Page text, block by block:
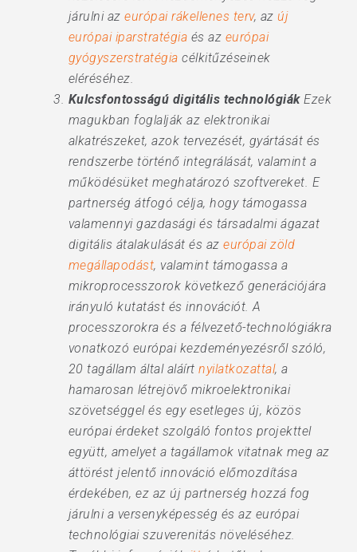
járulni azeurópai rákellenes terv, azúj
európai iparstratégia és az európai
gyógyszerstratégia célkitűzéseinek
eléréséhez.
Kulcsfontosságú digitális technológiákEzek
magukban foglalják az elektronikai
alkatrészeket, azok tervezését, gyártását és
rendszerbe történő integrálását, valamint a
működésüket meghatározó szoftvereket. E
partnerség átfogó célja, hogy támogassa
valamennyi gazdasági és társadalmi ágazat
digitális átalakulását és azeurópai zöld
megállapodást, valamint támogassa a
mikroprocesszorok következő generációjára
irányuló kutatást és innovációt. A
processzorokra és a félvezető-technológiákra
vonatkozó európai kezdeményezésről szóló,
20 tagállam által aláírtnyilatkozattal, a
hamarosan létrejövő mikroelektronikai
szövetséggel és egy esetleges új, közös
európai érdeket szolgáló fontos projekttel
együtt, amelyet a tagállamok vitatnak meg az
áttörést jelentő innováció előmozdítása
érdekében, ez az új partnerség hozzá fog
járulni a versenyképesség és az európai
technológiai szuverenitás növeléséhez.